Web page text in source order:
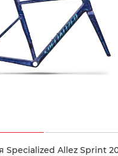
Specialized Allez Sprint